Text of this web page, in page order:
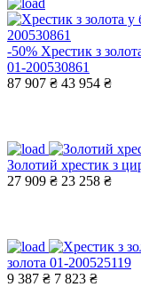
-50% Хрестик з
01-200530861
87 907 ₴ 43 954 ₴
Золотий хрестик з
27 909 ₴ 23 258 ₴
золота 01-200525119
9 387 ₴ 7 823 ₴